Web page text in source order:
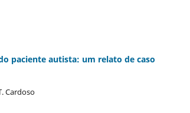
paciente autista: um relato de caso
Cardoso